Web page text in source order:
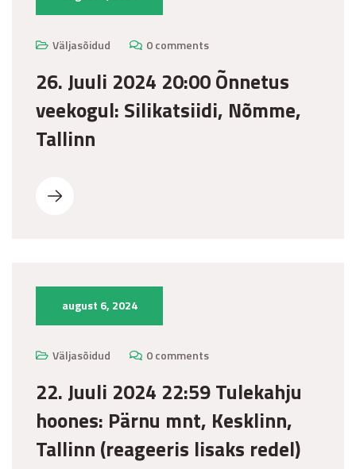
Väljasõidud 0 comments
26. Juuli 2024 20:00 Õnnetus
veekogul: Silikatsiidi, Nõmme,
Tallinn
august 6, 2024
Väljasõidud 0 comments
22. Juuli 2024 22:59 Tulekahju
hoones: Pärnu mnt, Kesklinn,
Tallinn (reageeris lisaks redel)